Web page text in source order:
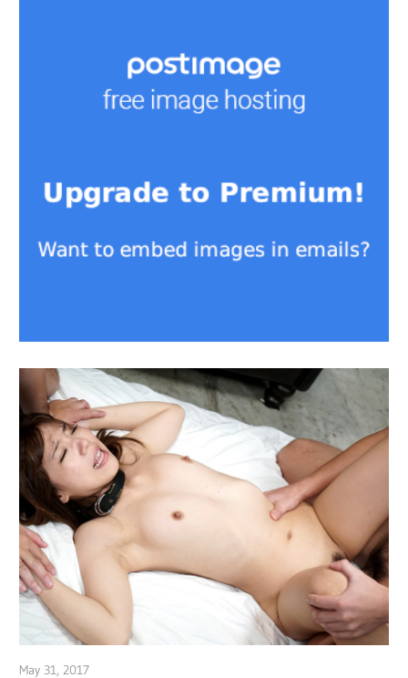
May 31, 2017